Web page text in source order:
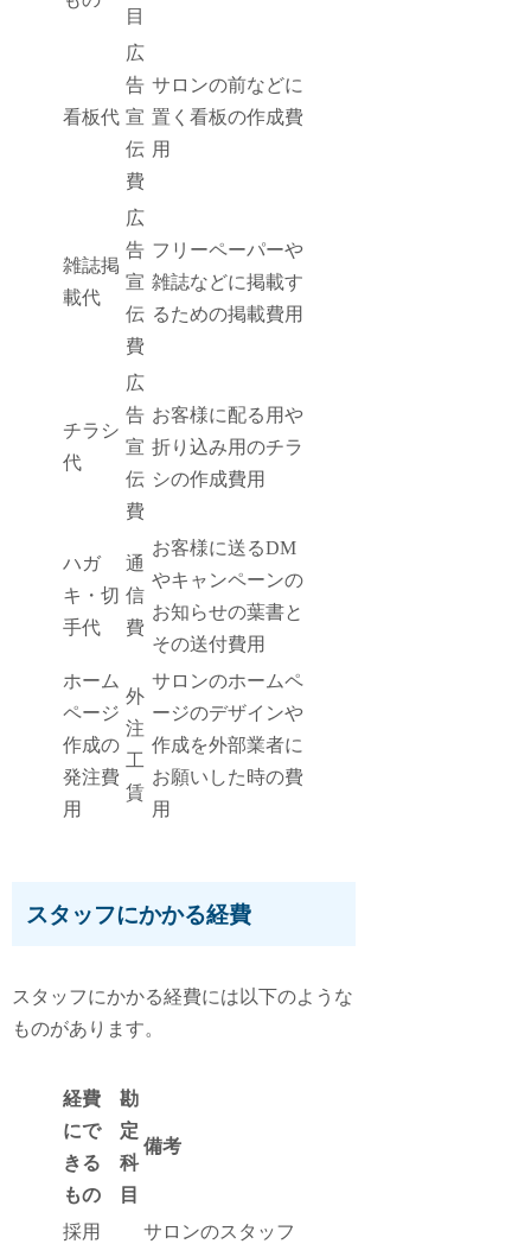
目
看板代
広
告
宣
伝
費
サロンの前などに
置く看板の作成費
用
雑誌掲
載代
広
告
宣
伝
費
フリーペーパーや
雑誌などに掲載す
るための掲載費用
チラシ
代
広
告
宣
伝
費
お客様に配る用や
折り込み用のチラ
シの作成費用
ハガ
キ・切
手代
通
信
費
お客様に送るDM
やキャンペーンの
お知らせの葉書と
その送付費用
ホーム
ページ
作成の
発注費
用
外
注
工
賃
サロンのホームペ
ージのデザインや
作成を外部業者に
お願いした時の費
用
スタッフにかかる経費
スタッフにかかる経費には以下のような
ものがあります。
経費
にで
きる
もの
勘
定
科
目
備考
採用
サロンのスタッフ